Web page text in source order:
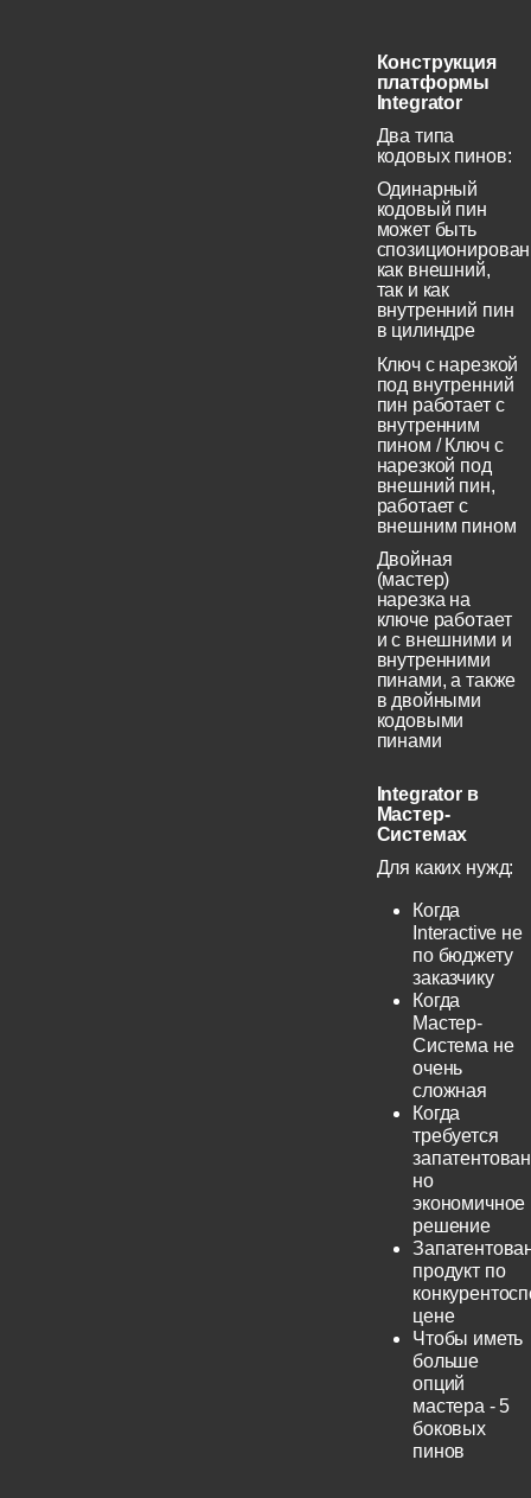
Конструкция
платформы
Integrator
Два типа
кодовых пинов:
Одинарный
кодовый пин
может быть
спозиционирован
как внешний,
так и как
внутренний пин
в цилиндре
Ключ с нарезкой
под внутренний
пин работает с
внутренним
пином / Ключ с
нарезкой под
внешний пин,
работает с
внешним пином
Двойная
(мастер)
нарезка на
ключе работает
и с внешними и
внутренними
пинами, а также
в двойными
кодовыми
пинами
Integrator в
Мастер-
Системах
Для каких нужд:
Когда
Interactive не
по бюджету
заказчику
Когда
Мастер-
Система не
очень
сложная
Когда
требуется
но
экономичное
решение
продукт по
цене
Чтобы иметь
больше
опций
мастера - 5
боковых
пинов